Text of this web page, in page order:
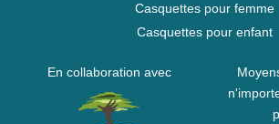
Casquettes pour femme
Casquettes pour enfant
En collaboration avec